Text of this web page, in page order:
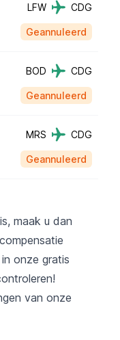
LFW CDG
Geannuleerd
BOD CDG
Geannuleerd
MRS CDG
Geannuleerd
maak u dan
onze gratis
van onze